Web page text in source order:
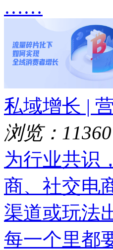
……
私域增长 |
浏览：11360
为行业共识
商、社交电
渠道或玩法
每一个里都